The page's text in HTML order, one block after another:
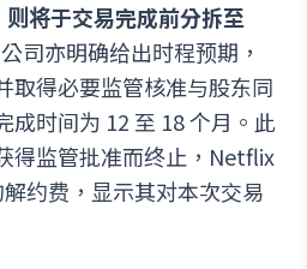
将于交易完成前分拆至
公司亦明确给出时程预期，
取得必要监管核准与股东同
成时间为 12 至 18 个月。此
得监管批准而终止，Netflix
约费，显示其对本次交易